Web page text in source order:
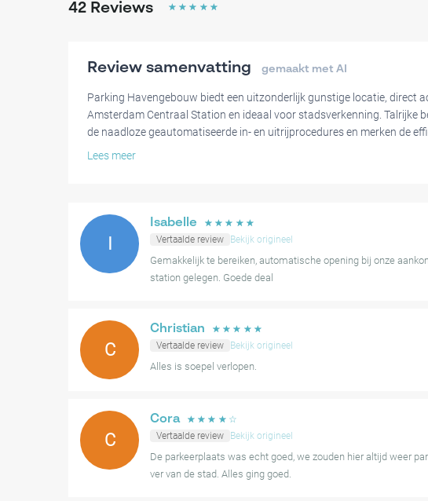
42 Reviews ☆ ☆ ☆ ☆ ☆
Review samenvatting gemaakt met AI
Parking Havengebouw biedt een uitzonderlijk gunstige locatie, direct
Amsterdam Centraal Station en ideaal voor stadsverkenning. Talrijke
de naadloze geautomatiseerde in- en uitrijprocedures en merken de
kentekenherkenning op die het aankomen en vertrekken vereenvoudigt.
aanwijzingen. Desalniettemin is deze parkeervoorziening een
gelegen voor bezoekers om van Amsterdam te genieten.
Lees meer
Isabelle ☆ ☆ ☆ ☆ ☆
Vertaalde review
Bekijk origineel
Gemakkelijk te bereiken, automatische opening bij onze
station gelegen. Goede deal
C
Christian ☆ ☆ ☆ ☆ ☆
Vertaalde review
Bekijk origineel
Alles is soepel verlopen.
C
Cora ☆ ☆ ☆ ☆ ☆
Vertaalde review
Bekijk origineel
De parkeerplaats was echt goed, we zouden hier altijd weer
ver van de stad. Alles ging goed.